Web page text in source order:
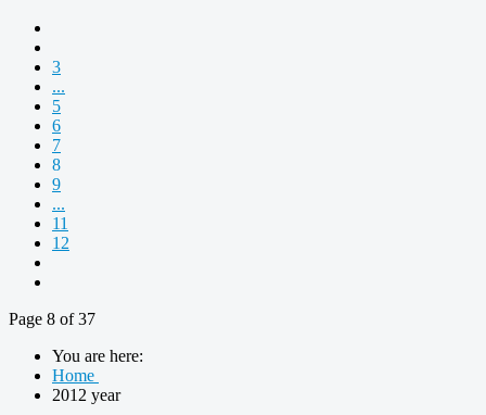
3
...
5
6
7
8
9
...
11
12
Page 8 of 37
You are here:
Home
2012 year